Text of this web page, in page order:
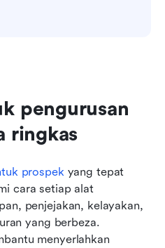
pengurusan
ringkas
prospek yang tepat
cara setiap alat
penjejakan, kelayakan,
yang berbeza.
menyerlahkan